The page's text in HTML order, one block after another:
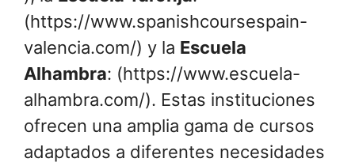
(https://www.spanishcoursespain-
valencia.com/) y la Escuela
Alhambra: (https://www.escuela-
alhambra.com/). Estas instituciones
ofrecen una amplia gama de cursos
adaptados a diferentes necesidades